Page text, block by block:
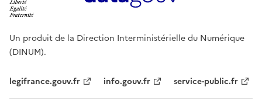
Un produit de la Direction Interministérielle du Numérique
(DINUM).
legifrance.gouv.fr info.gouv.fr service-public.fr